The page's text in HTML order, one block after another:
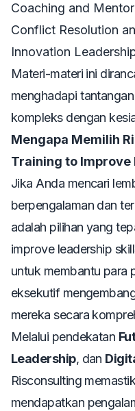
Coaching and
Conflict Resolution
Innovation
Materi-materi ini
menghadapi
kompleks dengan
Mengapa Memilih
Training to Improve
Jika Anda mencari
berpengalaman dan
adalah pilihan yang
improve leadership
untuk membantu para
eksekutif
mereka secara
Melalui pendekatan
Leadership, dan
Risconsulting
mendapatkan